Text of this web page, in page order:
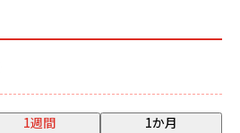
1週間 1か月